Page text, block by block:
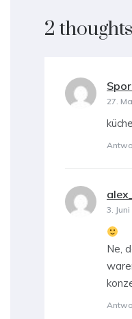
2
27.
3.
Ne,